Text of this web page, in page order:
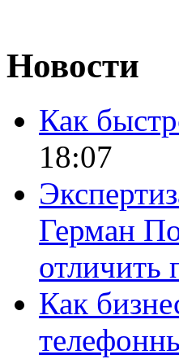
Новости
Как
18:07
Герман
отличить
Как